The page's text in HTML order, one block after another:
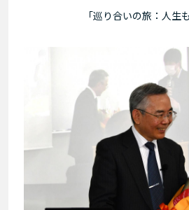
「巡り合いの旅：人生